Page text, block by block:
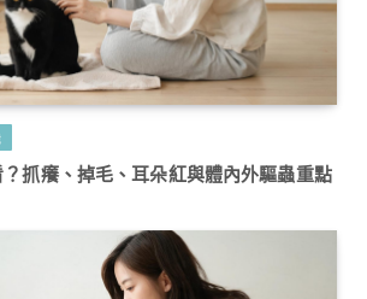
抓癢、掉毛、耳朵紅與體內外驅蟲重點